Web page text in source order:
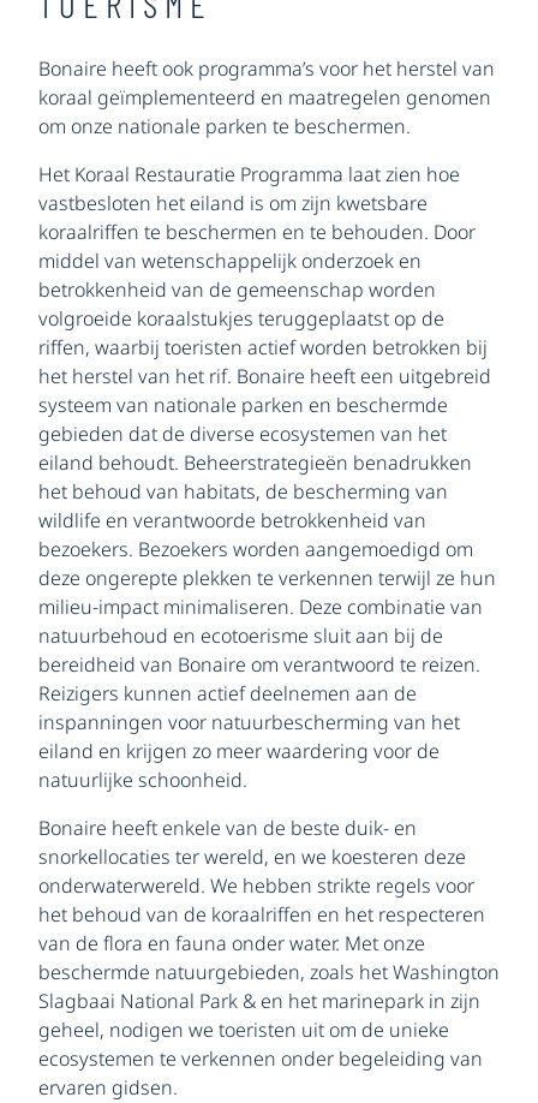
Bonaire heeft ook programma’s voor het herstel van
koraal geïmplementeerd en maatregelen genomen
om onze nationale parken te beschermen.
Het Koraal Restauratie Programma laat zien hoe
vastbesloten het eiland is om zijn kwetsbare
koraalriffen te beschermen en te behouden. Door
middel van wetenschappelijk onderzoek en
betrokkenheid van de gemeenschap worden
volgroeide koraalstukjes teruggeplaatst op de
riffen, waarbij toeristen actief worden betrokken bij
het herstel van het rif. Bonaire heeft een uitgebreid
systeem van nationale parken en beschermde
gebieden dat de diverse ecosystemen van het
eiland behoudt. Beheerstrategieën benadrukken
het behoud van habitats, de bescherming van
wildlife en verantwoorde betrokkenheid van
bezoekers. Bezoekers worden aangemoedigd om
deze ongerepte plekken te verkennen terwijl ze hun
milieu-impact minimaliseren. Deze combinatie van
natuurbehoud en ecotoerisme sluit aan bij de
bereidheid van Bonaire om verantwoord te reizen.
Reizigers kunnen actief deelnemen aan de
inspanningen voor natuurbescherming van het
eiland en krijgen zo meer waardering voor de
natuurlijke schoonheid.
Bonaire heeft enkele van de beste duik- en
snorkellocaties ter wereld, en we koesteren deze
onderwaterwereld. We hebben strikte regels voor
het behoud van de koraalriffen en het respecteren
van de flora en fauna onder water. Met onze
beschermde natuurgebieden, zoals het Washington
Slagbaai National Park & en het marinepark in zijn
geheel, nodigen we toeristen uit om de unieke
ecosystemen te verkennen onder begeleiding van
ervaren gidsen.